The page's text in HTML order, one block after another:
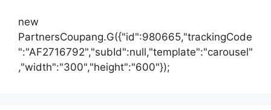
new
PartnersCoupang.G({"id":980665,"trackingCode
":"AF2716792","subId":null,"template":"carousel"
,"width":"300","height":"600"});